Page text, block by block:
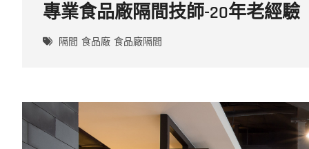
專業食品廠隔間技師-20年老經驗
隔間 食品廠 食品廠隔間